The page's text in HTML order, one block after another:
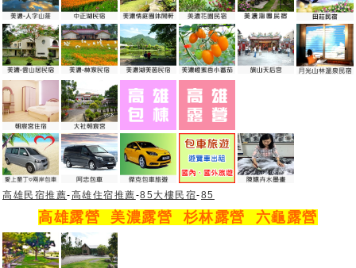
高雄民宿推薦-高雄住宿推薦-85大樓民宿-85
高雄露營 美濃露營 杉林露營 六龜露營